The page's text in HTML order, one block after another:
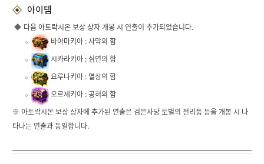
아이템
다음 아토락시온 보상 상자 개봉 시 연출이 추가되었습니다.
바아마키아 : 사막의 함
시카라키아 : 심연의 함
요루나키아 : 열상의 함
오르제키아 : 공허의 함
※ 아토락시온 보상 상자에 추가된 연출은 검은사당 토벌의 전리품 등을 개봉 시 나
타나는 연출과 동일합니다.